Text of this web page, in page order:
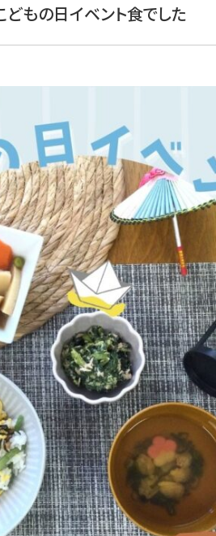
もの日イベント食でした